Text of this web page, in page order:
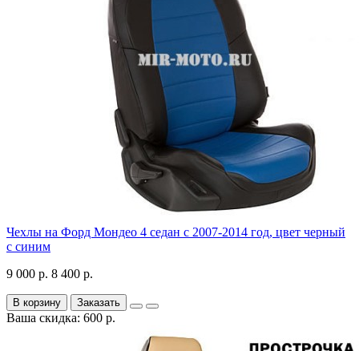
Чехлы на Форд Мондео 4 седан с 2007-2014 год, цвет черный
с синим
9 000 р. 8 400 р.
В корзину Заказать
Ваша скидка: 600 р.